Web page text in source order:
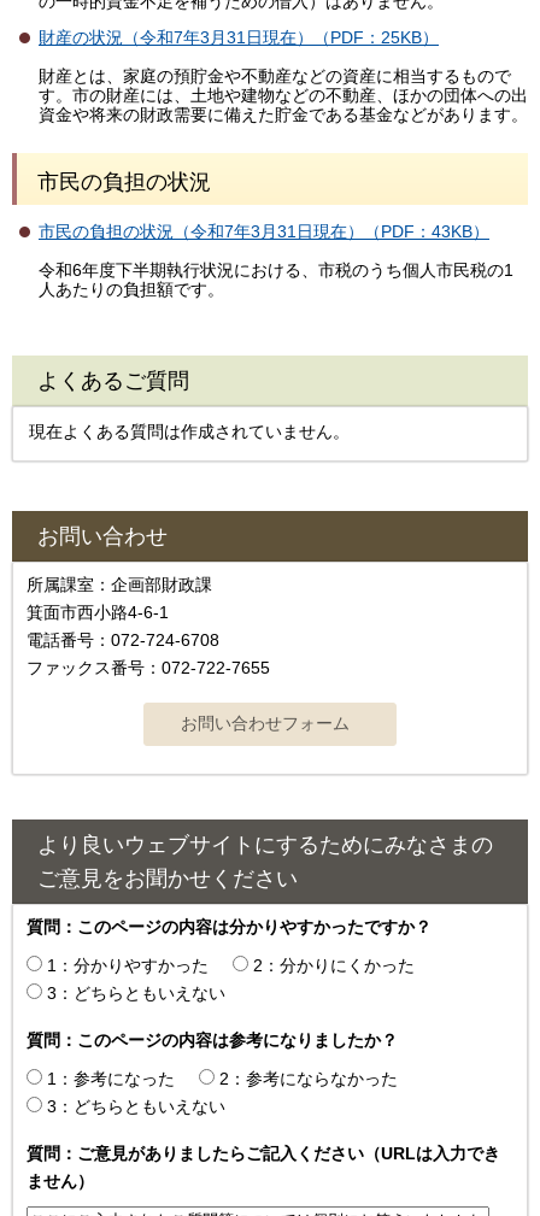
財産の状況（令和7年3月31日現在）（PDF：25KB）
財産とは、家庭の預貯金や不動産などの資産に相当するもので
す。市の財産には、土地や建物などの不動産、ほかの団体への出
資金や将来の財政需要に備えた貯金である基金などがあります。
市民の負担の状況
市民の負担の状況（令和7年3月31日現在）（PDF：43KB）
令和6年度下半期執行状況における、市税のうち個人市民税の1
人あたりの負担額です。
よくあるご質問
現在よくある質問は作成されていません。
お問い合わせ
所属課室：企画部財政課
箕面市西小路4-6-1
電話番号：072-724-6708
ファックス番号：072-722-7655
より良いウェブサイトにするためにみなさまの
ご意見をお聞かせください
質問：このページの内容は分かりやすかったですか？
1：分かりやすかった
2：分かりにくかった
3：どちらともいえない
質問：このページの内容は参考になりましたか？
1：参考になった
2：参考にならなかった
3：どちらともいえない
質問：ご意見がありましたらご記入ください（URLは入力でき
ません）